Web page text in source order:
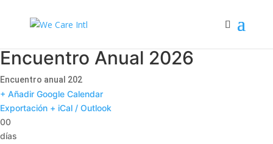
Encuentro Anual 2026
Encuentro anual 202
+ Añadir Google Calendar
Exportación + iCal / Outlook
00
días